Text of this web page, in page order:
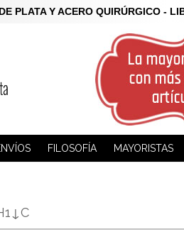
PLATA Y ACERO QUIRÚRGICO -
FILOSOFÍA MAYORISTAS